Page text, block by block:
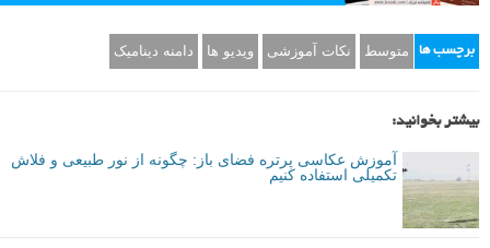
برچسب ها متوسط نکات آموزشی ویدیو ها دامنه دینامیک
بیشتر بخوانید:
آموزش عکاسی پرتره فضای باز: چگونه از نور طبیعی و فلاش
تکمیلی استفاده کنیم